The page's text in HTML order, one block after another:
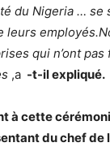
du Nigeria …
leurs employés.
qui n’ont
,a -t-il expliqué.
à cette
du chef de